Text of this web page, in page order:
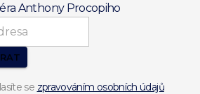
Anthony Procopiho
se zpravováním osobních údajů